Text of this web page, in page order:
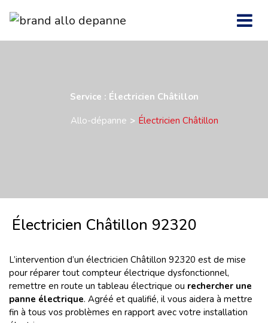
Service : Électricien Châtillon
Allo-dépanne
Électricien Châtillon
Électricien Châtillon 92320
L’intervention d’un électricien Châtillon 92320 est de mise
pour réparer tout compteur électrique dysfonctionnel,
remettre en route un tableau électrique ou rechercher une
panne électrique. Agréé et qualifié, il vous aidera à mettre
fin à tous vos problèmes en rapport avec votre installation